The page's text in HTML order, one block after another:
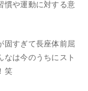
慣や運動に対する意
固すぎて長座体前屈
なは今のうちにスト
笑